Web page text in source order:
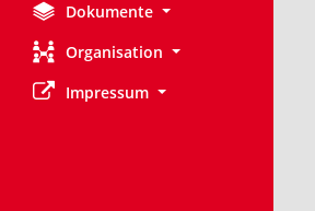
Dokumente
Organisation
Impressum